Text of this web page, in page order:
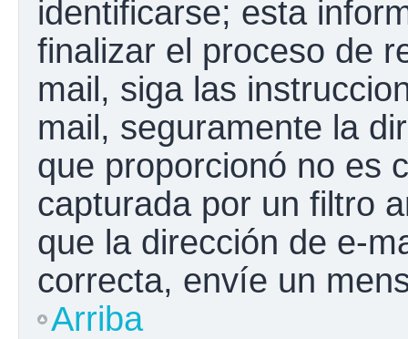
identificarse; esta
finalizar el proceso de
mail, siga las
mail, seguramente la
que proporcionó no es
capturada por un filtro
que la dirección de e-
correcta, envíe un
Arriba